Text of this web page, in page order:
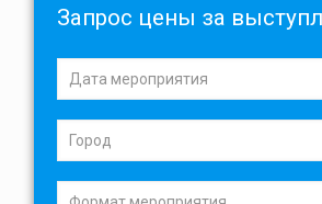
Запрос цены за